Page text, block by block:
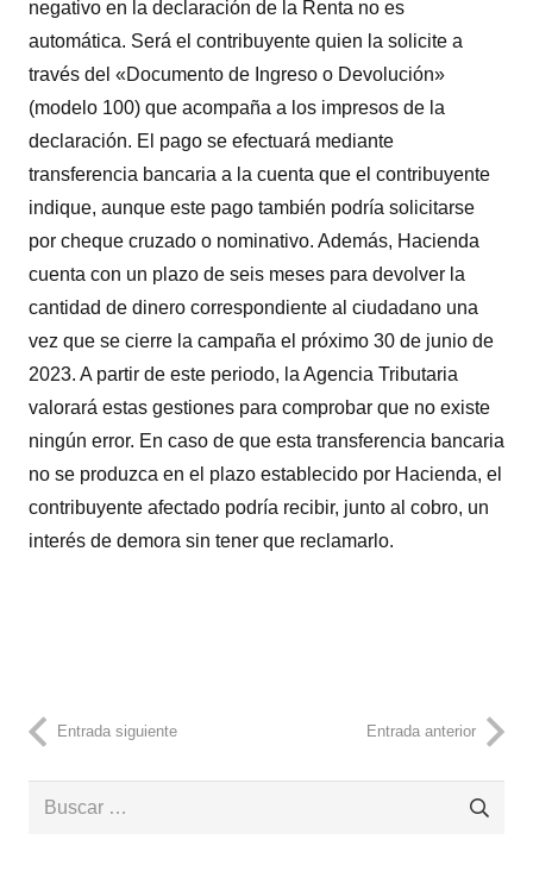
negativo en la declaración de la Renta no es
automática. Será el contribuyente quien la solicite a
través del «Documento de Ingreso o Devolución»
(modelo 100) que acompaña a los impresos de la
declaración. El pago se efectuará mediante
transferencia bancaria a la cuenta que el contribuyente
indique, aunque este pago también podría solicitarse
por cheque cruzado o nominativo. Además, Hacienda
cuenta con un plazo de seis meses para devolver la
cantidad de dinero correspondiente al ciudadano una
vez que se cierre la campaña el próximo 30 de junio de
2023. A partir de este periodo, la Agencia Tributaria
valorará estas gestiones para comprobar que no existe
ningún error. En caso de que esta transferencia bancaria
no se produzca en el plazo establecido por Hacienda, el
contribuyente afectado podría recibir, junto al cobro, un
interés de demora sin tener que reclamarlo.
Entrada siguiente Entrada anterior
Buscar: